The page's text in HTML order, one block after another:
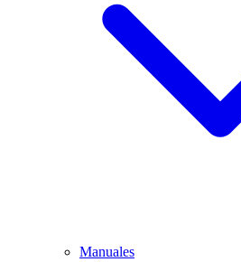
Manuales